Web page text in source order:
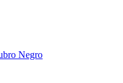
Negro